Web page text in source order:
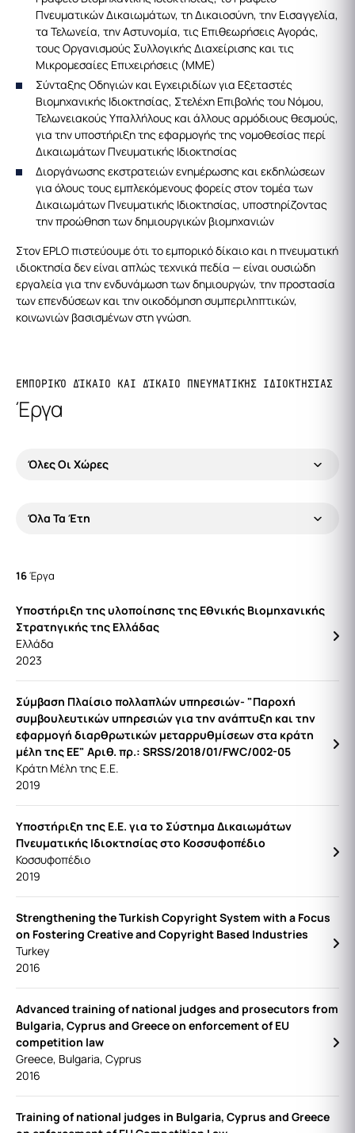
Πνευματικών Δικαιωμάτων, τη Δικαιοσύνη, την Εισαγγελία,
τα Τελωνεία, την Αστυνομία, τις Επιθεωρήσεις Αγοράς,
τους Οργανισμούς Συλλογικής Διαχείρισης και τις
Μικρομεσαίες Επιχειρήσεις (ΜΜΕ)
Σύνταξης Οδηγιών και Εγχειριδίων για Εξεταστές
Βιομηχανικής Ιδιοκτησίας, Στελέχη Επιβολής του Νόμου,
Τελωνειακούς Υπαλλήλους και άλλους αρμόδιους θεσμούς,
για την υποστήριξη της εφαρμογής της νομοθεσίας περί
Δικαιωμάτων Πνευματικής Ιδιοκτησίας
Διοργάνωσης εκστρατειών ενημέρωσης και εκδηλώσεων
για όλους τους εμπλεκόμενους φορείς στον τομέα των
Δικαιωμάτων Πνευματικής Ιδιοκτησίας, υποστηρίζοντας
την προώθηση των δημιουργικών βιομηχανιών
Στον EPLO πιστεύουμε ότι το εμπορικό δίκαιο και η πνευματική
ιδιοκτησία δεν είναι απλώς τεχνικά πεδία — είναι ουσιώδη
εργαλεία για την ενδυνάμωση των δημιουργών, την προστασία
των επενδύσεων και την οικοδόμηση συμπεριληπτικών,
κοινωνιών βασισμένων στη γνώση.
ΕΜΠΟΡΙΚΌ ΔΊΚΑΙΟ ΚΑΙ ΔΊΚΑΙΟ ΠΝΕΥΜΑΤΙΚΉΣ ΙΔΙΟΚΤΗΣΊΑΣ
Έργα
Όλες Οι Χώρες
Όλα Τα Έτη
16Έργα
Υποστήριξη της υλοποίησης της Εθνικής Βιομηχανικής
Στρατηγικής της Ελλάδας
Ελλάδα
2023
Σύμβαση Πλαίσιο πολλαπλών υπηρεσιών- "Παροχή
συμβουλευτικών υπηρεσιών για την ανάπτυξη και την
εφαρμογή διαρθρωτικών μεταρρυθμίσεων στα κράτη
μέλη της ΕΕ" Αριθ. πρ.: SRSS/2018/01/FWC/002-05
Κράτη Μέλη της Ε.Ε.
2019
Υποστήριξη της Ε.Ε. για το Σύστημα Δικαιωμάτων
Πνευματικής Ιδιοκτησίας στο Κοσσυφοπέδιο
Κοσσυφοπέδιο
2019
Strengthening the Turkish Copyright System with a Focus
on Fostering Creative and Copyright Based Industries
Turkey
2016
Advanced training of national judges and prosecutors from
Bulgaria, Cyprus and Greece on enforcement of EU
competition law
Greece, Bulgaria, Cyprus
2016
Training of national judges in Bulgaria, Cyprus and Greece